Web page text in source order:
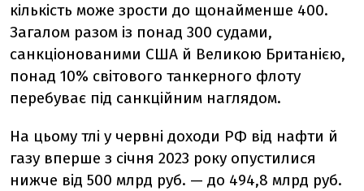
кількість може зрости до щонайменше 400.
Загалом разом із понад 300 судами,
санкціонованими США й Великою Британією,
понад 10% світового танкерного флоту
перебуває під санкційним наглядом.
На цьому тлі у червні доходи РФ від нафти й
газу вперше з січня 2023 року опустилися
нижче від 500 млрд руб. — до 494,8 млрд руб.